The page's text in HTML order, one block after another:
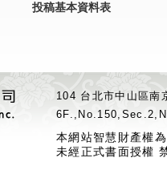
投稿基本資料表
104 台北市中山區
本網站智慧財產權
未經正式書面授權